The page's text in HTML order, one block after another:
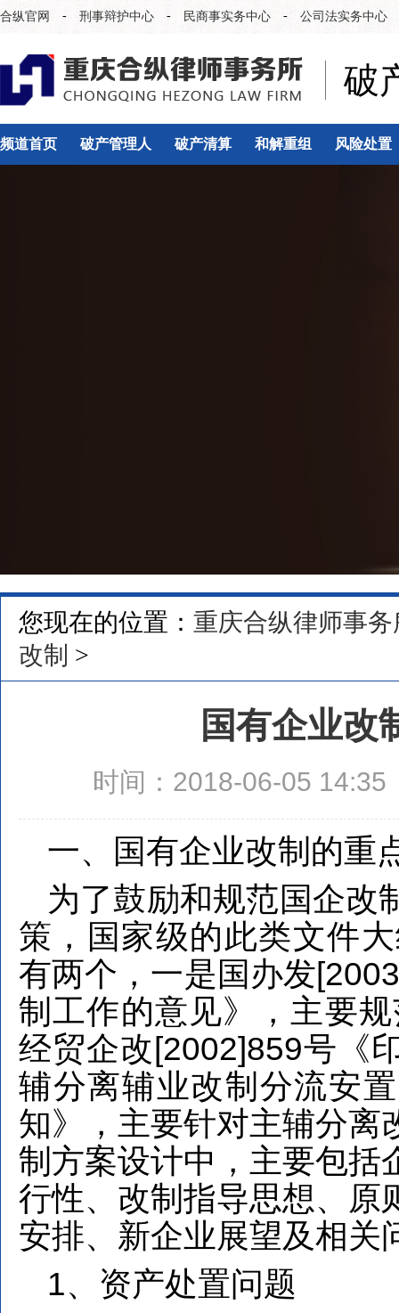
合纵官网 - 刑事辩护中心 - 民商事实务中心 - 公司法实务中心
破
频道首页 破产管理人 破产清算 和解重组 风险处置
您现在的位置： 重庆合纵律师事务
改制 >
国有企业改
时间：2018-06-05 14:35
一、国有企业改制的重
为了鼓励和规范国企改
策，国家级的此类文件
有两个，一是国办发
制工作的意见》，主要
经贸企改[2002]859号《
辅分离辅业改制分流安
知》，主要针对主辅分离
制方案设计中，主要包括
行性、改制指导思想、原
安排、新企业展望及相关
1、资产处置问题